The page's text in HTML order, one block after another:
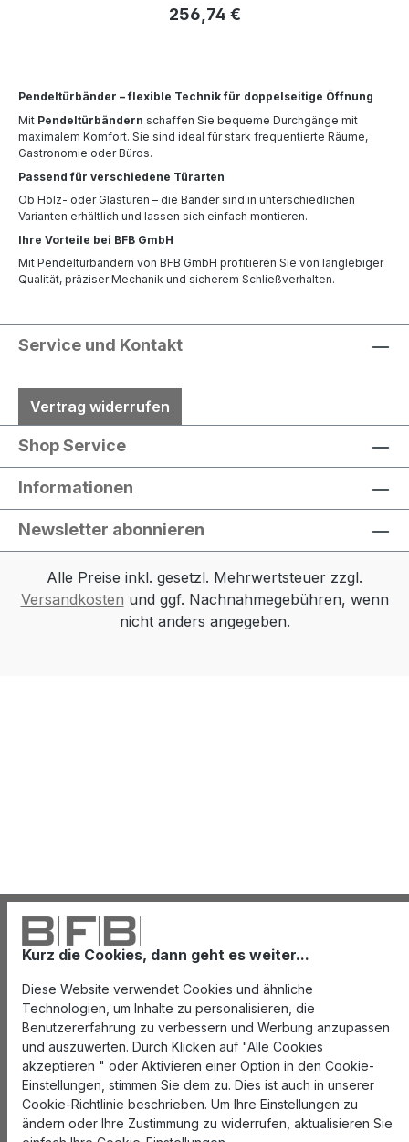
Kurz die Cookies, dann geht es weiter...
Diese Website verwendet Cookies und ähnliche
Technologien, um Inhalte zu personalisieren, die
Benutzererfahrung zu verbessern und Werbung anzupassen
und auszuwerten. Durch Klicken auf "Alle Cookies
akzeptieren " oder Aktivieren einer Option in den Cookie-
Einstellungen, stimmen Sie dem zu. Dies ist auch in unserer
Cookie-Richtlinie beschrieben. Um Ihre Einstellungen zu
ändern oder Ihre Zustimmung zu widerrufen, aktualisieren Sie
Regulärer Preis:
256,74 €
Pendeltürbänder – flexible Technik für doppelseitige Öffnung
Mit Pendeltürbändern schaffen Sie bequeme Durchgänge mit
maximalem Komfort. Sie sind ideal für stark frequentierte Räume,
Gastronomie oder Büros.
Passend für verschiedene Türarten
Ob Holz- oder Glastüren – die Bänder sind in unterschiedlichen
Varianten erhältlich und lassen sich einfach montieren.
Ihre Vorteile bei BFB GmbH
Mit Pendeltürbändern von BFB GmbH profitieren Sie von langlebiger
Qualität, präziser Mechanik und sicherem Schließverhalten.
Service und Kontakt
Vertrag widerrufen
Shop Service
Informationen
Newsletter abonnieren
Alle Preise inkl. gesetzl. Mehrwertsteuer zzgl.
Versandkosten und ggf. Nachnahmegebühren, wenn
nicht anders angegeben.